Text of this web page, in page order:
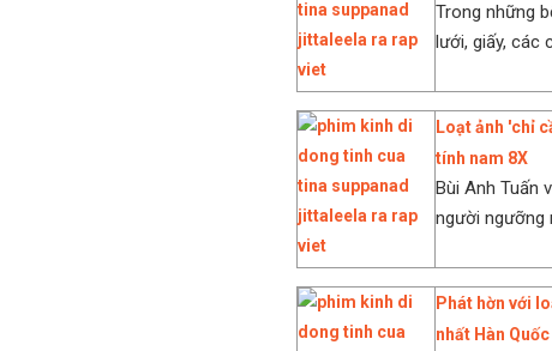
Trong những
lưới, giấy, các
Loạt ảnh 'chỉ
tính nam 8X
Bùi Anh Tuấn
người ngưỡng
Phát hờn với
nhất Hàn Quốc